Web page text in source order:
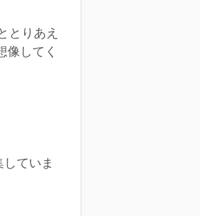
とりあえ
像してく
ていま